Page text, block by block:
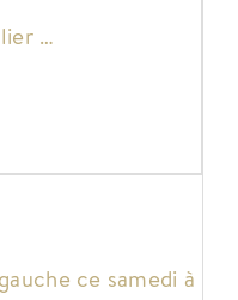
…
ce samedi à